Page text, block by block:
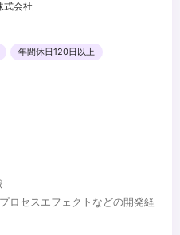
式会社
年間休日120日以上
ロセスエフェクトなどの開発経